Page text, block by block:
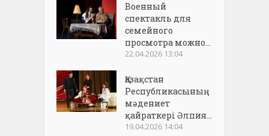
Военный
спектакль для
семейного
просмотра можно...
22.04.2026 13:04
Қазақстан
Республикасының
мәдениет
қайраткері Әлпия...
19.04.2026 14:04